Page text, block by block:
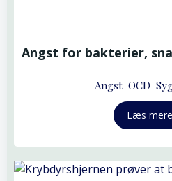
Angst for bakterier,
Angst OCD
Læs mere